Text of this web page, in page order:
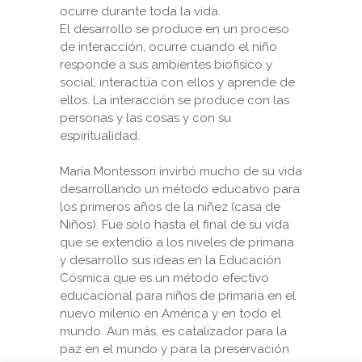
ocurre durante toda la vida.
El desarrollo se produce en un proceso
de interacción, ocurre cuando el niño
responde a sus ambientes biofísico y
social, interactúa con ellos y aprende de
ellos. La interacción se produce con las
personas y las cosas y con su
espiritualidad.
María Montessori invirtió mucho de su vida
desarrollando un método educativo para
los primeros años de la niñez (casa de
Niños). Fue solo hasta el final de su vida
que se extendió a los niveles de primaria
y desarrollo sus ideas en la Educación
Cósmica que es un método efectivo
educacional para niños de primaria en el
nuevo milenio en América y en todo el
mundo. Aun más, es catalizador para la
paz en el mundo y para la preservación